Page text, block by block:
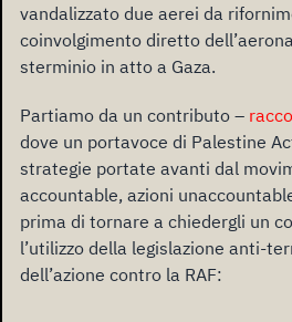
vandalizzato due aerei da
coinvolgimento diretto
sterminio in atto a Gaza.
Partiamo da un contributo –
dove un portavoce di Palestine
strategie portate avanti dal
accountable, azioni
prima di tornare a chiedergli un
l’utilizzo della legislazione anti-
dell’azione contro la RAF: